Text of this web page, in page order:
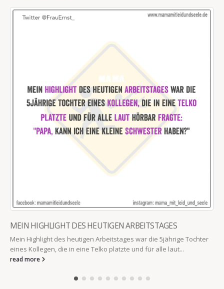
MEIN HIGHLIGHT DES HEUTIGEN ARBEITSTAGES
Mein Highlight des heutigen Arbeitstages war die 5jährige Tochter
eines Kollegen, die in eine Telko platzte und für alle laut...
read more